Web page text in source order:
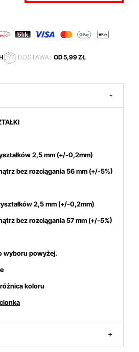
DOSTAWA: OD 5,99 ZŁ
-
2,5 mm (+/-0,2mm)
bez rozciągania 56 mm (+/-5%)
2,5 mm (+/-0,2mm)
rozciągania 57 mm (+/-5%)
wyboru powyżej.
koloru
+